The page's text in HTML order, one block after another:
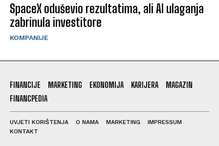
SpaceX oduševio rezultatima, ali AI ulaganja
zabrinula investitore
KOMPANIJE
FINANCIJE MARKETING EKONOMIJA KARIJERA
MAGAZIN
FINANCPEDIA
UVJETI KORIŠTENJA O NAMA MARKETING
IMPRESSUM
KONTAKT